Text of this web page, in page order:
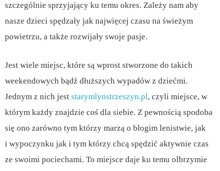
szczególnie sprzyjający ku temu okres. Zależy nam aby
nasze dzieci spędzały jak najwięcej czasu na świeżym
powietrzu, a także rozwijały swoje pasje.
Jest wiele miejsc, które są wprost stworzone do takich
weekendowych bądź dłuższych wypadów z dziećmi.
Jednym z nich jest starymlynstrzeszyn.pl, czyli miejsce, w
którym każdy znajdzie coś dla siebie. Z pewnością spodoba
się ono zarówno tym którzy marzą o błogim lenistwie, jak
i wypoczynku jak i tym którzy chcą spędzić aktywnie czas
ze swoimi pociechami. To miejsce daje ku temu olbrzymie